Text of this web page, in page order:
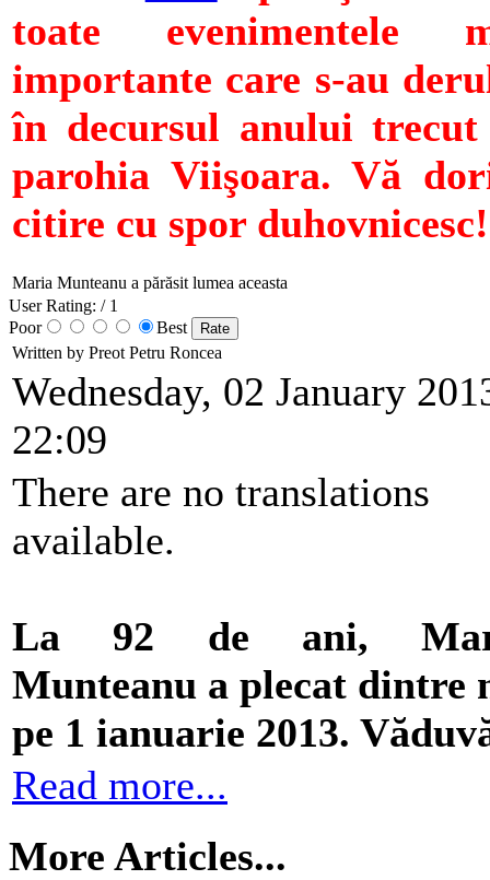
toate evenimentele
importante care s-au
în decursul anului
parohia Viişoara. Vă
citire cu spor duhovnicesc!
Maria Munteanu a părăsit lumea aceasta
User Rating: / 1
Poor
Best
Written by Preot Petru Roncea
Wednesday, 02 January
22:09
There are no translations
available.
La 92 de ani,
Munteanu a plecat dintre
pe 1 ianuarie 2013.
Read more...
More Articles...